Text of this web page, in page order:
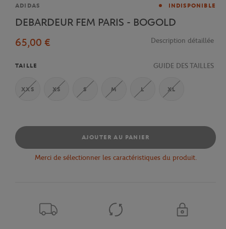
Marque
ADIDAS INDISPONIBLE
DEBARDEUR FEM PARIS - BOGOLD
65,00 €
Description détaillée
TAILLE GUIDE DES TAILLES
XXS XS S M L XL
AJOUTER AU PANIER
Merci de sélectionner les caractéristiques du produit.